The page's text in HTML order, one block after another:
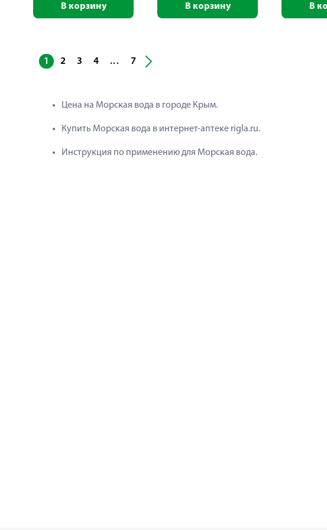
В корзину В корзину В
1 2 3 4 ... 7
Цена на Морская вода в городе Крым.
Купить Морская вода в интернет-аптеке rigla.ru.
Инструкция по применению для Морская вода.